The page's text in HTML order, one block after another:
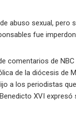
abuso sexual, pero
fue
comentarios de
de la diócesis de
a los periodistas
XVI expresó